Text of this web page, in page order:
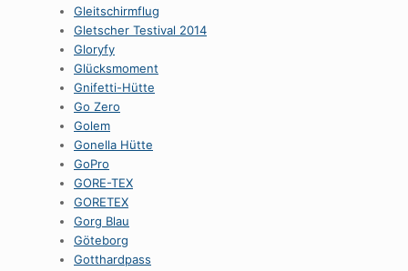
Gleitschirmflug
Gletscher Testival 2014
Gloryfy
Glücksmoment
Gnifetti-Hütte
Go Zero
Golem
Gonella Hütte
GoPro
GORE-TEX
GORETEX
Gorg Blau
Göteborg
Gotthardpass